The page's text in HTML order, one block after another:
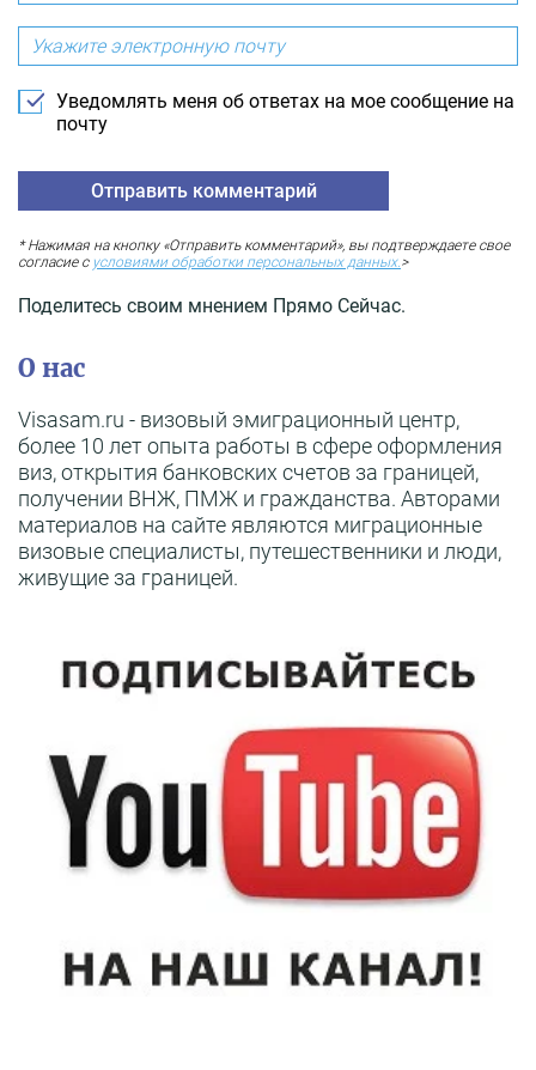
Уведомлять меня об ответах на мое сообщение на
почту
* Нажимая на кнопку «Отправить комментарий», вы подтверждаете свое
согласие с условиями обработки персональных данных.>
Поделитесь своим мнением Прямо Сейчас.
О нас
Visasam.ru - визовый эмиграционный центр,
более 10 лет опыта работы в сфере оформления
виз, открытия банковских счетов за границей,
получении ВНЖ, ПМЖ и гражданства. Авторами
материалов на сайте являются миграционные
визовые специалисты, путешественники и люди,
живущие за границей.